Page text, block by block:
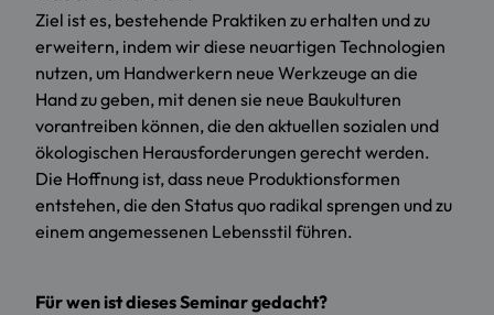
Ziel ist es, bestehende Praktiken zu erhalten und zu
erweitern, indem wir diese neuartigen Technologien
nutzen, um Handwerkern neue Werkzeuge an die
Hand zu geben, mit denen sie neue Baukulturen
vorantreiben können, die den aktuellen sozialen und
ökologischen Herausforderungen gerecht werden.
Die Hoffnung ist, dass neue Produktionsformen
entstehen, die den Status quo radikal sprengen und zu
einem angemessenen Lebensstil führen.
Für wen ist dieses Seminar gedacht?